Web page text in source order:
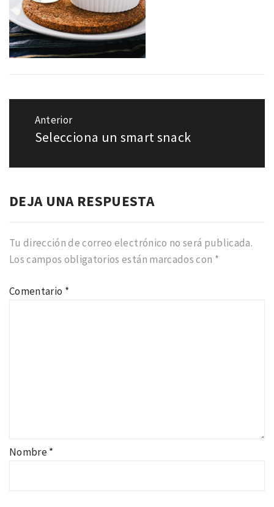
Navegación
entradas
Anterior
Entrada
Selecciona un smart snack
DEJA UNA RESPUESTA
Tu dirección de correo electrónico no será publicada.
Los campos obligatorios están marcados con *
Comentario *
Nombre*